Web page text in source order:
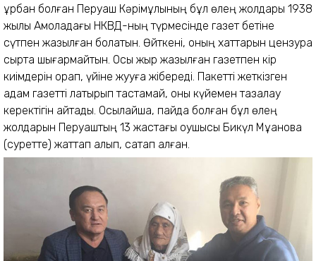
құрбан болған Перуаш Кәрімұлының бұл өлең жолдары 1938
жылы Ақмоладағы НКВД-ның түрмесінде газет бетіне
сүтпен жазылған болатын. Өйткені, оның хаттарын цензура
сыртқа шығармайтын. Осы жыр жазылған газетпен кір
киімдерін орап, үйіне жууға жібереді. Пакетті жеткізген
адам газетті лақтырып тастамай, оны күйемен тазалау
керектігін айтады. Осылайша, пайда болған бұл өлең
жолдарын Перуаштың 13 жастағы оқушысы Бикүл Мұқанова
(суретте) жаттап алып, сақтап қалған.